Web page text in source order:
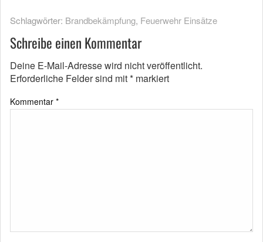
Schlagwörter: Brandbekämpfung, Feuerwehr Einsätze
Schreibe einen Kommentar
Deine E-Mail-Adresse wird nicht veröffentlicht.
Erforderliche Felder sind mit* markiert
Kommentar *